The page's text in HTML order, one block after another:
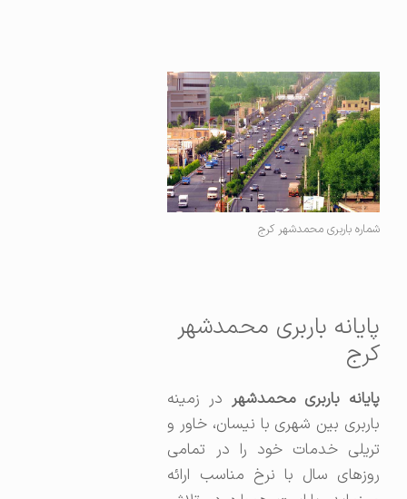
شماره باربری محمدشهر کرج
پایانه باربری محمدشهر
کرج
پایانه باربری محمدشهردر زمینه
باربری بین شهری با نیسان، خاور و
تریلی خدمات خود را در تمامی
روزهای سال با نرخ مناسب ارائه